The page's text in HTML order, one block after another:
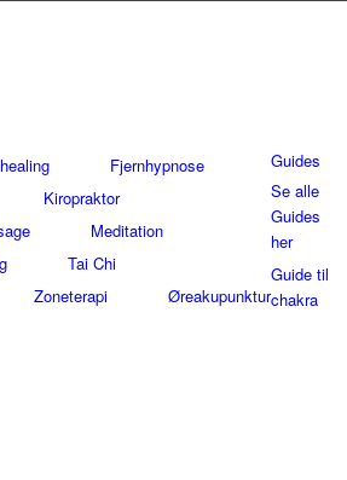
Fjernhypnose
Kiropraktor
Meditation
Tai Chi
Zoneterapi Øreakupunktur
Guides
Se alle
Guides
her
Guide til
chakra